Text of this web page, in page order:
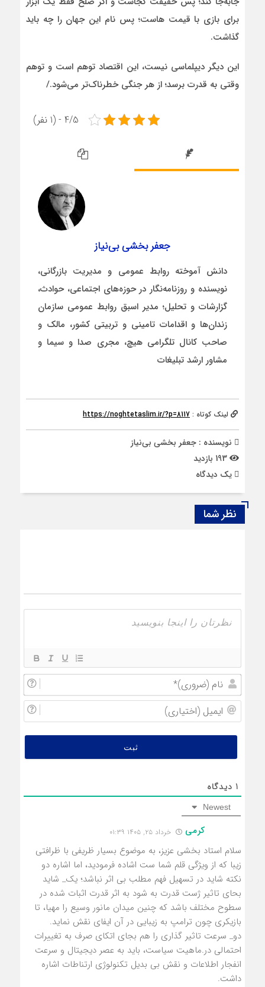
برای بازی با قیمت‌ هاست؛ پس نام این جهان را چه باید
گذاشت.
این دیگر دیپلماسی نیست، این اقتصاد توهم است و توهم
وقتی به قدرت برسد؛ از هر جنگی خطرناک‌تر می‌شود./
4/5 - (1 نفر)
جعفر بخشی بی‌نیاز
دانش آموخته روابط عمومی و مدیریت بازرگانی،
نویسنده و روزنامه‌نگار در حوزه‌های اجتماعی، حوادث،
گزارشات و تحلیل؛ مدیر اسبق روابط عمومی سازمان
زندان‌ها و اقدامات تامینی و تربیتی کشور، مالک و
صاحب کانال تلگرامی هیچ، مجری صدا و سیما و
مشاور ارشد تبلیغات
لینک کوتاه : https://noghtetaslim.ir/?p=8117
نویسنده : جعفر بخشی بی‌نیاز
يک دیدگاه
نظر شما
1 دیدگاه
Newest
کرمی خرداد ۲۵, ۱۴۰۵ ۰۱:۳۹
سلام استاد بخشی عزیز، به موضوع بسیار ظریفی با ظرافتی
زیبا که از ویژگی قلم شما ست اشاده فرمودید، اما اشاره دو
نکته شاید در تسهیل فهم مطلب بی اثر نباشد؛ یک_ شاید
بحای تاثیر ژست قدرت به شود به اثر قدرت اثبات شده در
سطوح مختلف باشد که چنین میدان مانور وسیع را مهیا، تا
بازیکری چون ترامپ به زیبایی در آن ایفای نقش نماید.
دو_ سرعت تاثیر گذاری را هم بجای اتکای صرف به تغییرات
احتمالی در.ماهیت سیاست، باید به عصر دیجیتال و سرعت
انفجار اطلاعات و نقش بی بدیل تکنولوژی ارتناطات اشاره
داشت.